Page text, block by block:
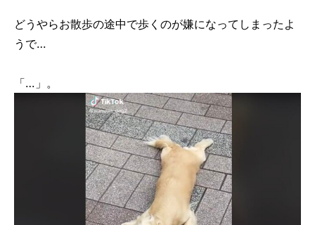
どうやらお散歩の途中で歩くのが嫌になってしまったよ
うで…
「…」。